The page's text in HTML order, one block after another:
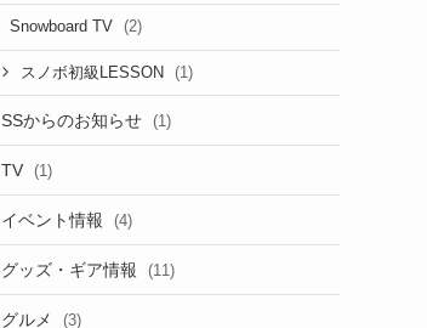
Snowboard TV (2)
スノボ初級LESSON (1)
SSからのお知らせ (1)
TV (1)
イベント情報 (4)
グッズ・ギア情報 (11)
グルメ (3)